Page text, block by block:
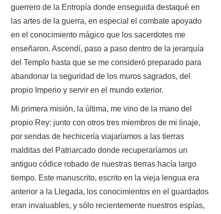
guerrero de la Entropía donde enseguida destaqué en
las artes de la guerra, en especial el combate apoyado
en el conocimiento mágico que los sacerdotes me
enseñaron. Ascendí, paso a paso dentro de la jerarquía
del Templo hasta que se me consideró preparado para
abandonar la seguridad de los muros sagrados, del
propio Imperio y servir en el mundo exterior.
Mi primera misión, la última, me vino de la mano del
propio Rey: junto con otros tres miembros de mi linaje,
por sendas de hechicería viajaríamos a las tierras
malditas del Patriarcado donde recuperaríamos un
antiguo códice robado de nuestras tierras hacía largo
tiempo. Este manuscrito, escrito en la vieja lengua era
anterior a la Llegada, los conocimientos en el guardados
eran invaluables, y sólo recientemente nuestros espías,